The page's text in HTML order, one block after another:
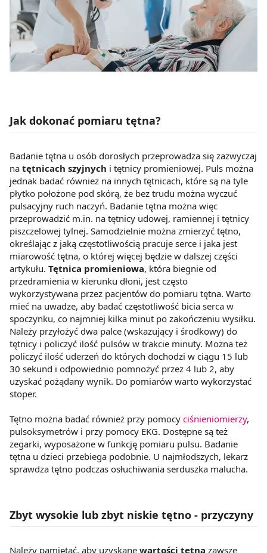
Jak dokonać pomiaru tętna?
Badanie tętna u osób dorosłych przeprowadza się zazwyczaj
na tętnicach szyjnych i tętnicy promieniowej. Puls można
jednak badać również na innych tętnicach, które są na tyle
płytko położone pod skórą, że bez trudu można wyczuć
pulsacyjny ruch naczyń. Badanie tętna można więc
przeprowadzić m.in. na tętnicy udowej, ramiennej i tętnicy
piszczelowej tylnej. Samodzielnie można zmierzyć tętno,
określając z jaką częstotliwością pracuje serce i jaka jest
miarowość tętna, o której więcej będzie w dalszej części
artykułu. Tętnica promieniowa, która biegnie od
przedramienia w kierunku dłoni, jest często
wykorzystywana przez pacjentów do pomiaru tętna. Warto
mieć na uwadze, aby badać częstotliwość bicia serca w
spoczynku, co najmniej kilka minut po zakończeniu wysiłku.
Należy przyłożyć dwa palce (wskazujący i środkowy) do
tętnicy i policzyć ilość pulsów w trakcie minuty. Można też
policzyć ilość uderzeń do których dochodzi w ciągu 15 lub
30 sekund i odpowiednio pomnożyć przez 4 lub 2, aby
uzyskać pożądany wynik. Do pomiarów warto wykorzystać
stoper.
Tętno można badać również przy pomocy ciśnieniomierzy,
pulsoksymetrów i przy pomocy EKG. Dostępne są też
zegarki, wyposażone w funkcję pomiaru pulsu. Badanie
tętna u dzieci przebiega podobnie. U najmłodszych, lekarz
sprawdza tętno podczas osłuchiwania serduszka malucha.
Zbyt wysokie lub zbyt niskie tętno - przyczyny
Należy pamiętać, aby uzyskane wartości tętna zawsze